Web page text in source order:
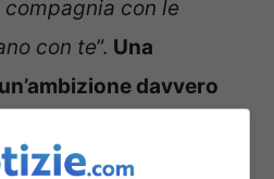
con le
con te”. Una
davvero
da un’uomo